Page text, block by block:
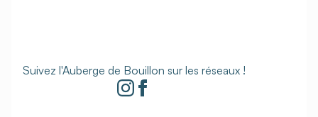
Suivez l'Auberge de Bouillon sur les réseaux !